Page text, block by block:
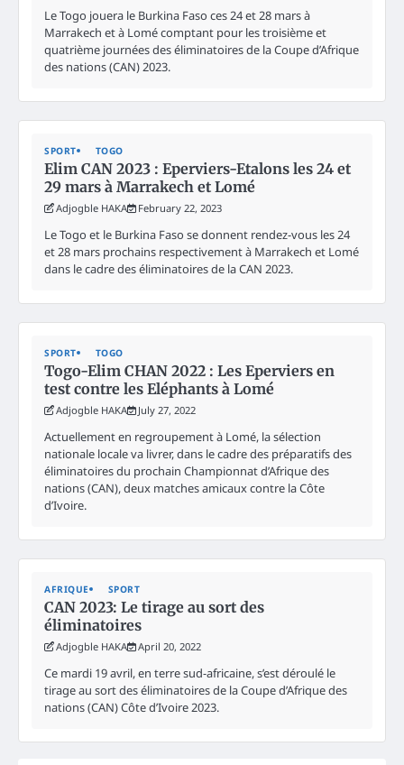
Le Togo jouera le Burkina Faso ces 24 et 28 mars à
Marrakech et à Lomé comptant pour les troisième et
quatrième journées des éliminatoires de la Coupe d’Afrique
des nations (CAN) 2023.
SPORT TOGO
Elim CAN 2023 : Eperviers-Etalons les 24 et
29 mars à Marrakech et Lomé
Adjogble HAKA February 22, 2023
Le Togo et le Burkina Faso se donnent rendez-vous les 24
et 28 mars prochains respectivement à Marrakech et Lomé
dans le cadre des éliminatoires de la CAN 2023.
SPORT TOGO
Togo-Elim CHAN 2022 : Les Eperviers en
test contre les Eléphants à Lomé
Adjogble HAKA July 27, 2022
Actuellement en regroupement à Lomé, la sélection
nationale locale va livrer, dans le cadre des préparatifs des
éliminatoires du prochain Championnat d’Afrique des
nations (CAN), deux matches amicaux contre la Côte
d’Ivoire.
AFRIQUE SPORT
CAN 2023: Le tirage au sort des
éliminatoires
Adjogble HAKA April 20, 2022
Ce mardi 19 avril, en terre sud-africaine, s’est déroulé le
tirage au sort des éliminatoires de la Coupe d’Afrique des
nations (CAN) Côte d’Ivoire 2023.